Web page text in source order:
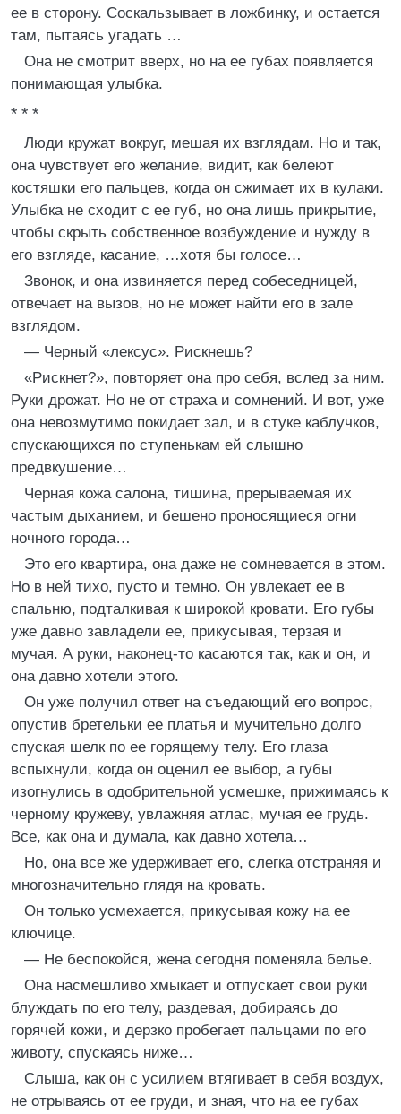
ее в сторону. Соскальзывает в ложбинку, и остается
там, пытаясь угадать …
Она не смотрит вверх, но на ее губах появляется
понимающая улыбка.
* * *
Люди кружат вокруг, мешая их взглядам. Но и так,
она чувствует его желание, видит, как белеют
костяшки его пальцев, когда он сжимает их в кулаки.
Улыбка не сходит с ее губ, но она лишь прикрытие,
чтобы скрыть собственное возбуждение и нужду в
его взгляде, касание, …хотя бы голосе…
Звонок, и она извиняется перед собеседницей,
отвечает на вызов, но не может найти его в зале
взглядом.
— Черный «лексус». Рискнешь?
«Рискнет?», повторяет она про себя, вслед за ним.
Руки дрожат. Но не от страха и сомнений. И вот, уже
она невозмутимо покидает зал, и в стуке каблучков,
спускающихся по ступенькам ей слышно
предвкушение…
Черная кожа салона, тишина, прерываемая их
частым дыханием, и бешено проносящиеся огни
ночного города…
Это его квартира, она даже не сомневается в этом.
Но в ней тихо, пусто и темно. Он увлекает ее в
спальню, подталкивая к широкой кровати. Его губы
уже давно завладели ее, прикусывая, терзая и
мучая. А руки, наконец-то касаются так, как и он, и
она давно хотели этого.
Он уже получил ответ на съедающий его вопрос,
опустив бретельки ее платья и мучительно долго
спуская шелк по ее горящему телу. Его глаза
вспыхнули, когда он оценил ее выбор, а губы
изогнулись в одобрительной усмешке, прижимаясь к
черному кружеву, увлажняя атлас, мучая ее грудь.
Все, как она и думала, как давно хотела…
Но, она все же удерживает его, слегка отстраняя и
многозначительно глядя на кровать.
Он только усмехается, прикусывая кожу на ее
ключице.
— Не беспокойся, жена сегодня поменяла белье.
Она насмешливо хмыкает и отпускает свои руки
блуждать по его телу, раздевая, добираясь до
горячей кожи, и дерзко пробегает пальцами по его
животу, спускаясь ниже…
Слыша, как он с усилием втягивает в себя воздух,
не отрываясь от ее груди, и зная, что на ее губах